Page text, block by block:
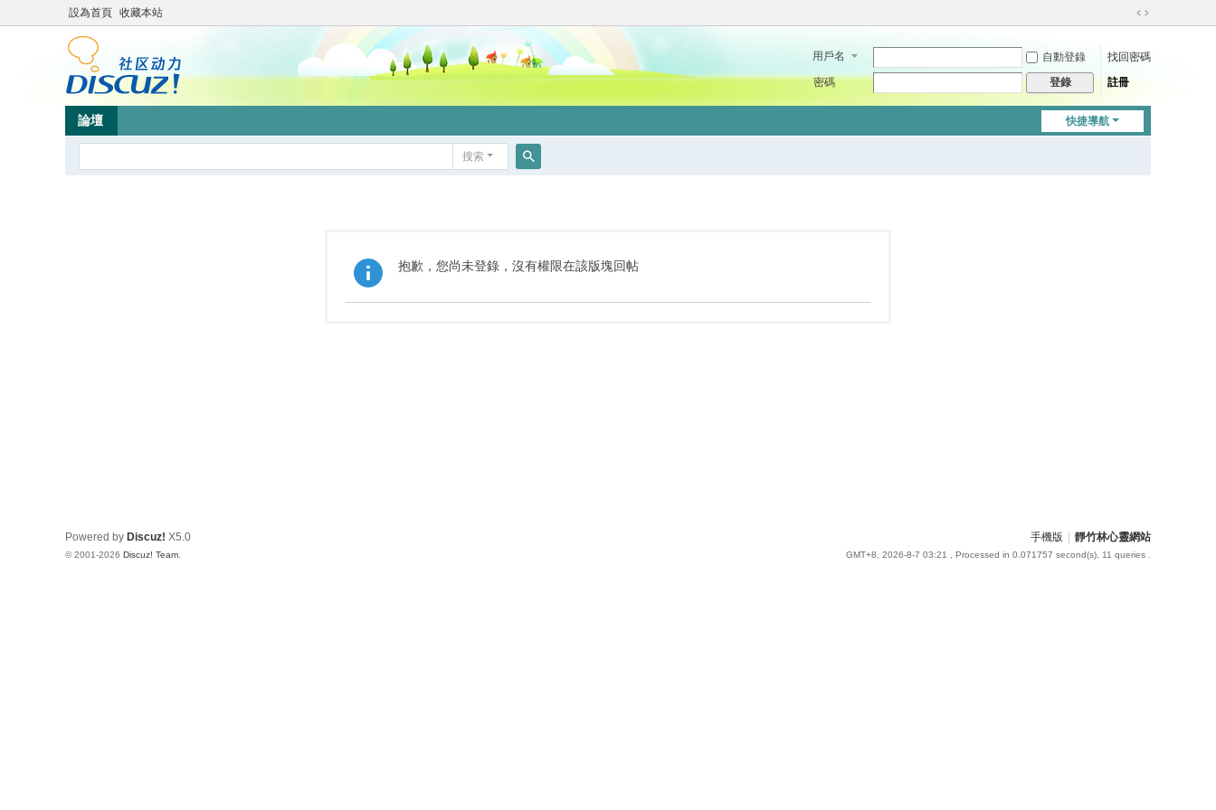
設為首頁 收藏本站
切
到
用戶名 自動登錄
找回密碼
密碼
登錄 註冊
快捷導航
論壇
搜索
抱歉，您尚未登錄，沒有權限在該版塊回帖
手機版 靜竹林心靈網站
GMT+8, 2026-8-7 03:21 , Processed in 0.071757 second(s), 11 queries .
Powered by Discuz! X5.0
© 2001-2026 Discuz! Team